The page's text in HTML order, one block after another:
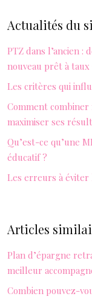
Actualités du
PTZ dans l’ancien
nouveau prêt à taux
Les critères qui
Comment
maximiser ses
Qu’est-ce qu’une
éducatif ?
Les erreurs à éviter
Articles
Plan d’épargne
meilleur
Combien pouvez-